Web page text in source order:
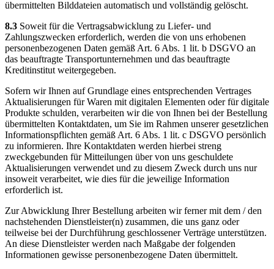
übermittelten Bilddateien automatisch und vollständig gelöscht.
8.3 Soweit für die Vertragsabwicklung zu Liefer- und
Zahlungszwecken erforderlich, werden die von uns erhobenen
personenbezogenen Daten gemäß Art. 6 Abs. 1 lit. b DSGVO an
das beauftragte Transportunternehmen und das beauftragte
Kreditinstitut weitergegeben.
Sofern wir Ihnen auf Grundlage eines entsprechenden Vertrages
Aktualisierungen für Waren mit digitalen Elementen oder für digitale
Produkte schulden, verarbeiten wir die von Ihnen bei der Bestellung
übermittelten Kontaktdaten, um Sie im Rahmen unserer gesetzlichen
Informationspflichten gemäß Art. 6 Abs. 1 lit. c DSGVO persönlich
zu informieren. Ihre Kontaktdaten werden hierbei streng
zweckgebunden für Mitteilungen über von uns geschuldete
Aktualisierungen verwendet und zu diesem Zweck durch uns nur
insoweit verarbeitet, wie dies für die jeweilige Information
erforderlich ist.
Zur Abwicklung Ihrer Bestellung arbeiten wir ferner mit dem / den
nachstehenden Dienstleister(n) zusammen, die uns ganz oder
teilweise bei der Durchführung geschlossener Verträge unterstützen.
An diese Dienstleister werden nach Maßgabe der folgenden
Informationen gewisse personenbezogene Daten übermittelt.